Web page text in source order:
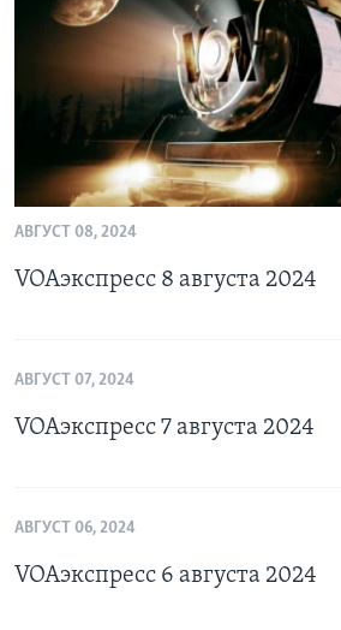
АВГУСТ 08, 2024
VOAэкспресс 8 августа 2024
АВГУСТ 07, 2024
VOAэкспресс 7 августа 2024
АВГУСТ 06, 2024
VOAэкспресс 6 августа 2024